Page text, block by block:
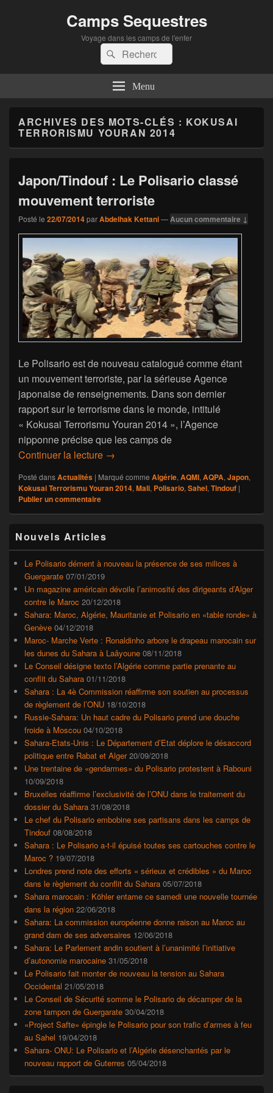
Camps Sequestres
Voyage dans les camps de l'enfer
Recherche :
Rechercher
Menu
ARCHIVES DES MOTS-CLÉS : KOKUSAI
TERRORISMU YOURAN 2014
Japon/Tindouf : Le Polisario classé
mouvement terroriste
Posté le 22/07/2014parAbdelhak Kettani—Aucun commentaire ↓
Le Polisario est de nouveau catalogué comme étant
un mouvement terroriste, par la sérieuse Agence
japonaise de renseignements. Dans son dernier
rapport sur le terrorisme dans le monde, intitulé
« Kokusai Terrorismu Youran 2014 », l’Agence
nipponne précise que les camps de
Continuer la lecture Japon/Tindouf : Le Polisario classé
→
Posté dansActualités | Marqué comme Algérie,AQMI,AQPA,Japon,
Kokusai Terrorismu Youran 2014,Mali, Polisario,Sahel,Tindouf |
Publier un commentaire
principale
de
widget
barre
latérale
Nouvels Articles
Le Polisario dément à nouveau la présence de ses milices à
Guergarate 07/01/2019
Un magazine américain dévoile l’animosité des dirigeants d’Alger
contre le Maroc 20/12/2018
Sahara: Maroc, Algérie, Mauritanie et Polisario en «table ronde» à
Genève 04/12/2018
Maroc- Marche Verte : Ronaldinho arbore le drapeau marocain sur
les dunes du Sahara à Laâyoune 08/11/2018
Le Conseil désigne texto l’Algérie comme partie prenante au
conflit du Sahara 01/11/2018
Sahara : La 4è Commission réaffirme son soutien au processus
de règlement de l’ONU 18/10/2018
Russie-Sahara: Un haut cadre du Polisario prend une douche
froide à Moscou 04/10/2018
Sahara-Etats-Unis : Le Département d’Etat déplore le désaccord
politique entre Rabat et Alger 20/09/2018
Une trentaine de «gendarmes» du Polisario protestent à Rabouni
10/09/2018
Bruxelles réaffirme l’exclusivité de l’ONU dans le traitement du
dossier du Sahara 31/08/2018
Le chef du Polisario embobine ses partisans dans les camps de
Tindouf 08/08/2018
Sahara : Le Polisario a-t-il épuisé toutes ses cartouches contre le
Maroc ? 19/07/2018
Londres prend note des efforts « sérieux et crédibles » du Maroc
dans le règlement du conflit du Sahara 05/07/2018
Sahara marocain : Köhler entame ce samedi une nouvelle tournée
dans la région 22/06/2018
Sahara: La commission européenne donne raison au Maroc au
grand dam de ses adversaires 12/06/2018
Sahara: Le Parlement andin soutient à l’unanimité l’initiative
d’autonomie marocaine 31/05/2018
Le Polisario fait monter de nouveau la tension au Sahara
Occidental 21/05/2018
Le Conseil de Sécurité somme le Polisario de décamper de la
zone tampon de Guergarate 30/04/2018
«Project Safte» épingle le Polisario pour son trafic d’armes à feu
au Sahel 19/04/2018
Sahara- ONU: Le Polisario et l’Algérie désenchantés par le
nouveau rapport de Guterres 05/04/2018